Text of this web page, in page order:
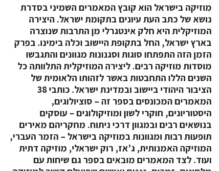
מוזיקה בישראל הוא קובץ המאמרים השמיני בסדרת
נושא של כתב העת עיונים בתקומת ישראל. היצירה
המוזיקלית היא חלק אינטגרלי מן התרבות שנוצרה
בארץ ישראל, החל בתקופת היישוב וכלה בימינו. בפרק
הזמן הזה התפתחו סוגות וסגנונות מגוונים והתגבשו
מוסדות מוזיקה רבים. ליצירה המוזיקלית התלוותה כל
השנים הללו התחבטות באשר לזהותו הלאומית של
הציבור היהודי ביישוב ובמדינת ישראל. כותבי 38
המאמרים המכונסים בספר זה – סוציולוגים,
היסטוריונים, חוקרי לשון ומוזיקולוגים – עוסקים
בנושאים רבים ובמגוון דרכי ניתוח. מחקריהם מאירים
תופעות רבות ומגוונות במוזיקה בישראל – הזמר העברי,
המוזיקה האמנותית, ג’אז, רוק ישראלי, מוזיקה דתית
ועוד. לצד המאמרים מובאים בספר גם שיחות עם